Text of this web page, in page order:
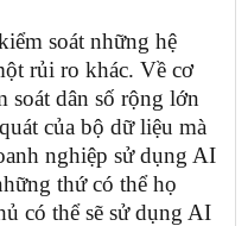
soát những hệ
rủi ro khác. Về cơ
soát dân số rộng lớn
của bộ dữ liệu mà
nghiệp sử dụng AI
thứ có thể họ
có thể sẽ sử dụng AI